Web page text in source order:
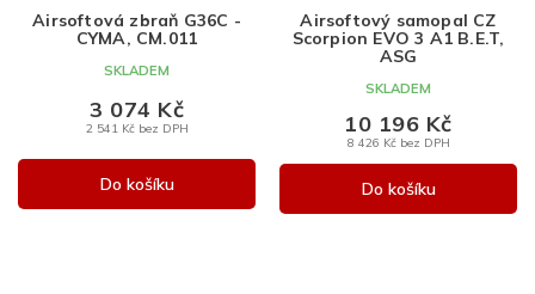
R
Airsoftová zbraň G36C -
CYMA, CM.011
SKLADEM
2 541 Kč bez DPH
3 074 Kč
Do košíku
R
Airsoftový samopal CZ
Scorpion EVO 3 A1 B.E.T,
ASG
SKLADEM
8 426 Kč bez DPH
10 196 Kč
Do košíku